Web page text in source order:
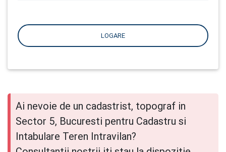
LOGARE
Ai nevoie de un cadastrist, topograf in
Sector 5, Bucuresti pentru Cadastru si
Intabulare Teren Intravilan?